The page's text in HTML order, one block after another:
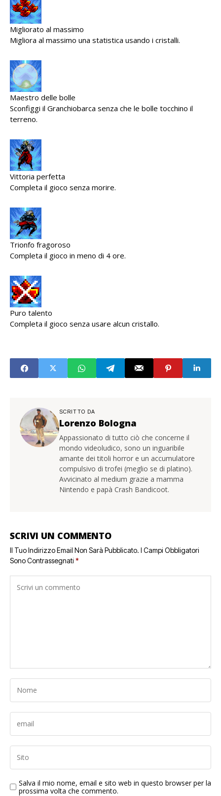
Migliorato al massimo
Migliora al massimo una statistica usando i cristalli.
Maestro delle bolle
Sconfiggi il Granchiobarca senza che le bolle tocchino il
terreno.
Vittoria perfetta
Completa il gioco senza morire.
Trionfo fragoroso
Completa il gioco in meno di 4 ore.
Puro talento
Completa il gioco senza usare alcun cristallo.
SCRITTO DA
Lorenzo Bologna
Appassionato di tutto ciò che concerne il
mondo videoludico, sono un inguaribile
amante dei titoli horror e un accumulatore
compulsivo di trofei (meglio se di platino).
Avvicinato al medium grazie a mamma
Nintendo e papà Crash Bandicoot.
SCRIVI UN COMMENTO
Il Tuo Indirizzo Email Non Sarà Pubblicato. I Campi Obbligatori
Sono Contrassegnati *
Salva il mio nome, email e sito web in questo browser per la
prossima volta che commento.